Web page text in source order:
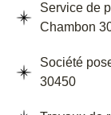
Service de
Chambon
Société
30450